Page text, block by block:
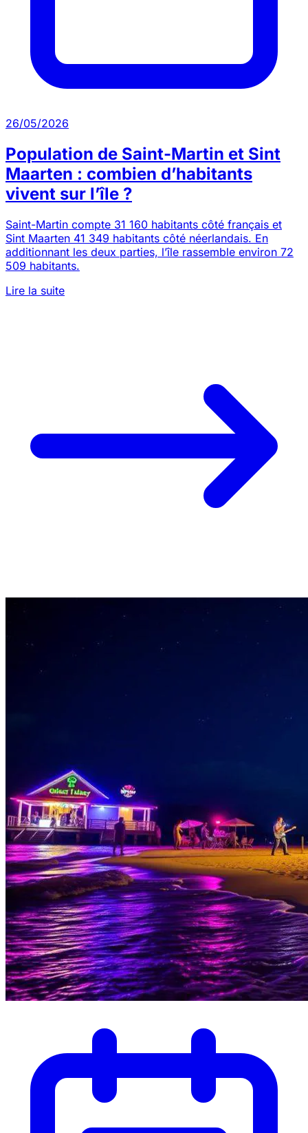
26/05/2026
Population de Saint-Martin et Sint
Maarten : combien d’habitants
vivent sur l’île ?
Saint-Martin compte 31 160 habitants côté français et
Sint Maarten 41 349 habitants côté néerlandais. En
additionnant les deux parties, l’île rassemble environ 72
509 habitants.
Lire la suite